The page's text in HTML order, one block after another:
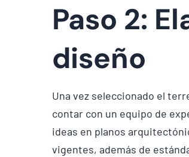
Paso 2:
diseño
Una vez seleccionado el
contar con un equipo de
ideas en planos
vigentes, además de